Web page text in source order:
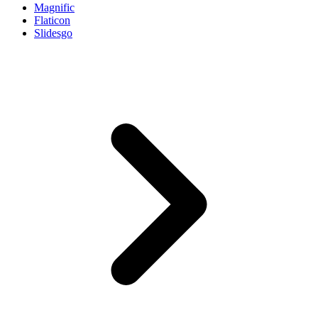
Magnific
Flaticon
Slidesgo